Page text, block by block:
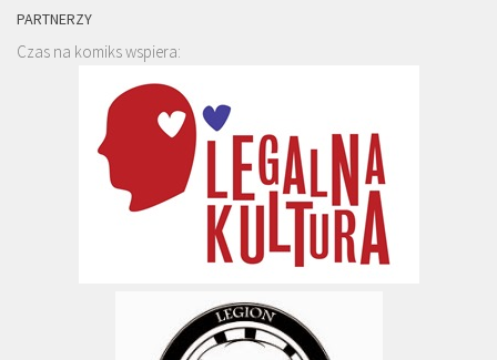
PARTNERZY
Czas na komiks wspiera: